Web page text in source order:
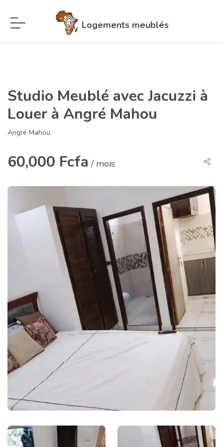
Logements meublés
Studio Meublé avec Jacuzzi à
Louer à Angré Mahou
Angré Mahou
60,000 Fcfa / mois